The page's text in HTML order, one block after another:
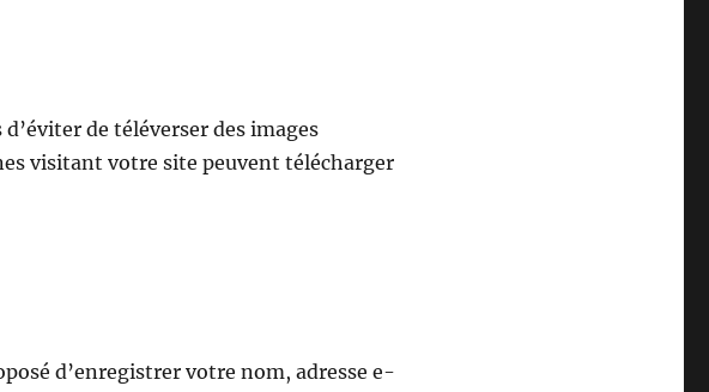
de téléverser des images
visitant votre site peuvent télécharger
d’enregistrer votre nom, adresse e-